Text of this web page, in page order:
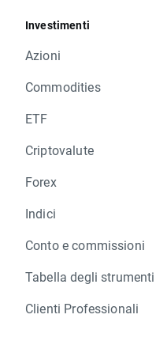
Investimenti
Azioni
Commodities
ETF
Criptovalute
Forex
Indici
Conto e commissioni
Tabella degli strumenti
Clienti Professionali